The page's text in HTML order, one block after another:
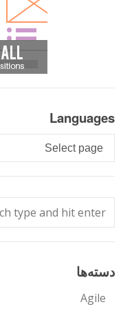
Languages
Languages
دسته‌ها
Agile